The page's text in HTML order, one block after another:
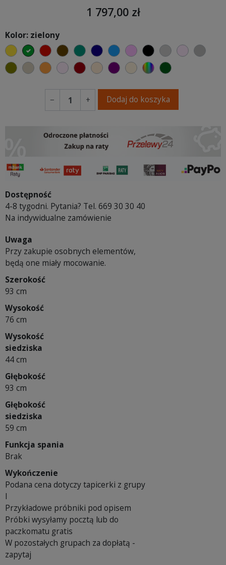
1 797,00 zł
Kolor: zielony
żółtyzielonyczerwonyczekoladowy
turkusowygranatowyniebieski
różowyczarnyjasnoszary
jasny róż
szary
oliwkowy
beżowypomarańczowy
pastelowy róż
bordowyciepły kremowy
fioletowa purpura
ecru beżowy
wybór koloru
ciemno zielony
− + Dodaj do koszyka
Dostępność
4-8 tygodni. Pytania? Tel. 669 30 30 40
Na indywidualne zamówienie
Uwaga
Przy zakupie osobnych elementów,
będą one miały mocowanie.
Szerokość
93 cm
Wysokość
76 cm
Wysokość
siedziska
44 cm
Głębokość
93 cm
Głębokość
siedziska
59 cm
Funkcja spania
Brak
Wykończenie
Podana cena dotyczy tapicerki z grupy
I
Przykładowe próbniki pod opisem
Próbki wysyłamy pocztą lub do
paczkomatu gratis
W pozostałych grupach za dopłatą -
zapytaj